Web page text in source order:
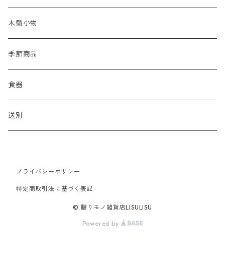
木製小物
季節商品
食器
送別
プライバシーポリシー
特定商取引法に基づく表記
© 贈りモノ雑貨店LISULISU
Powered by